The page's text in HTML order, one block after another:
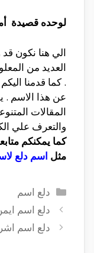
لوحده قصيدة
الي هنا نكون قد
العديد من
. كما قدمنا
عن هذا الاسم .
المقالات
والتعرف علي
كما يمكنكم
مثل اسم دلع
التصنيفات
دلع اسم
دلع اسم
دلع اسم